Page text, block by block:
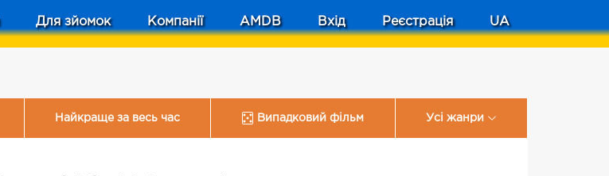
Для зйомок Компанії AMDB Вхід Реєстрація UA
Найкраще за весь час Випадковий фільм Усі жанри